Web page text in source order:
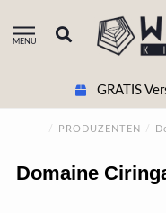
MENU
GRATIS
/ PRODUZENTEN /
Domaine